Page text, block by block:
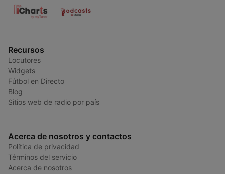
Recursos
Locutores
Widgets
Fútbol en Directo
Blog
Sitios web de radio por país
Acerca de nosotros y contactos
Política de privacidad
Términos del servicio
Acerca de nosotros